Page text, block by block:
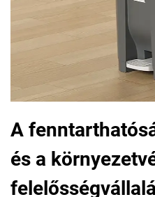
A
és a